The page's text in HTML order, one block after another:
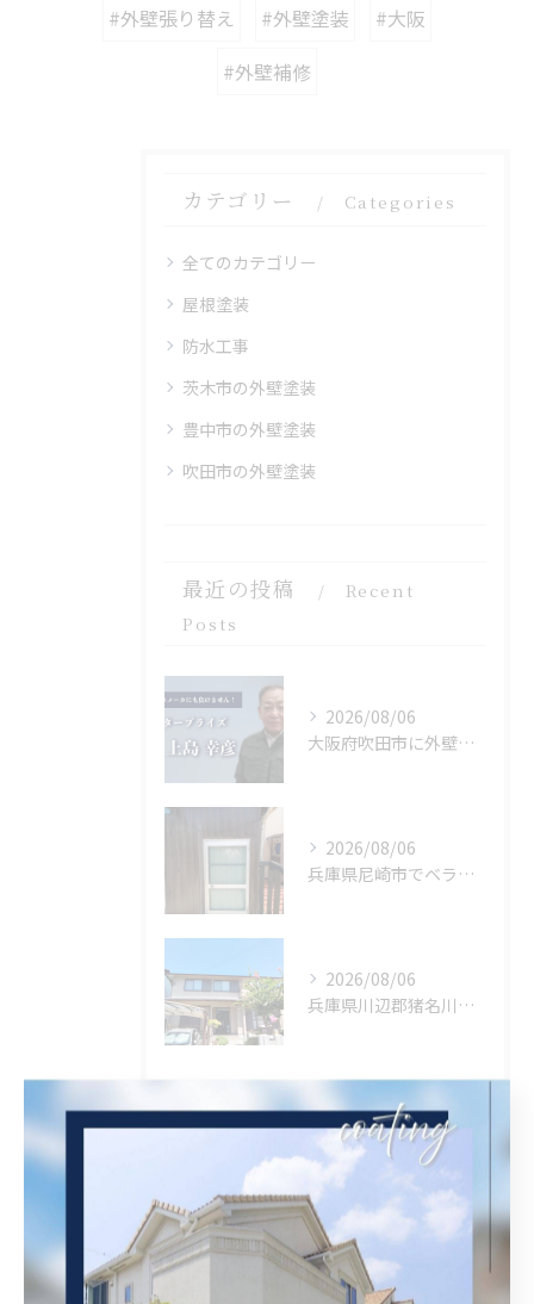
#外壁張り替え
#外壁塗装
#大阪
#外壁補修
カテゴリー Categories
全てのカテゴリー
屋根塗装
防水工事
茨木市の外壁塗装
豊中市の外壁塗装
吹田市の外壁塗装
最近の投稿
Recent
Posts
2026/08/06
大阪府吹田市に外壁フル塗装､シーリング工事､ベランダ簡易防水工事､エアコン脱却の現地調査に行きました。
2026/08/06
兵庫県尼崎市でベランダリフォームを施工してます。
2026/08/06
兵庫県川辺郡猪名川町に外壁フル塗装､シーリング工事､ベランダ簡易防水工事の現地調査に行きました。
Tags
塗装 内装塗装 屋根塗装
外壁補修 シール工事